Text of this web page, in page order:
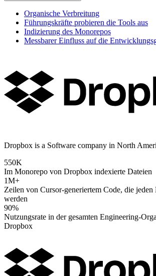
Organische Verbreitung
Führungskräfte probieren die Tools aus
Indizierung des Monorepos
Messbarer Einfluss auf die
Dropbox is a Software company in North
550K
Im Monorepo von Dropbox indexierte Dateien
1M+
Zeilen von Cursor-generiertem Code, die jeden
werden
90%
Nutzungsrate in der gesamten Engineering-
Dropbox